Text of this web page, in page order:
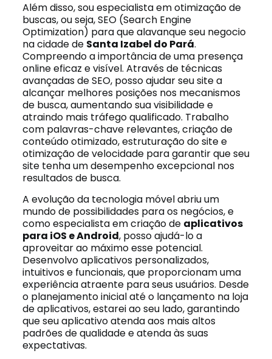
Além disso, sou especialista em otimização de
buscas, ou seja, SEO (Search Engine
Optimization) para que alavanque seu negocio
na cidade de Santa Izabel do Pará.
Compreendo a importância de uma presença
online eficaz e visível. Através de técnicas
avançadas de SEO, posso ajudar seu site a
alcançar melhores posições nos mecanismos
de busca, aumentando sua visibilidade e
atraindo mais tráfego qualificado. Trabalho
com palavras-chave relevantes, criação de
conteúdo otimizado, estruturação do site e
otimização de velocidade para garantir que seu
site tenha um desempenho excepcional nos
resultados de busca.
A evolução da tecnologia móvel abriu um
mundo de possibilidades para os negócios, e
como especialista em criação de aplicativos
para iOS e Android, posso ajudá-lo a
aproveitar ao máximo esse potencial.
Desenvolvo aplicativos personalizados,
intuitivos e funcionais, que proporcionam uma
experiência atraente para seus usuários. Desde
o planejamento inicial até o lançamento na loja
de aplicativos, estarei ao seu lado, garantindo
que seu aplicativo atenda aos mais altos
padrões de qualidade e atenda às suas
expectativas.